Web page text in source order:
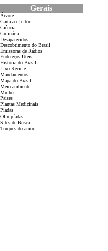
Gerais
Árvore
Carta ao Leitor
Ciência
Culinária
Desaparecidos
Descobrimento do Brasil
Emissoras de Rádios
Endereços Úteis
Historia do Brasil
Lixo Recicle
Mandamentos
Mapa do Brasil
Meio ambiente
Mulher
Paises
Plantas Medicinais
Piadas
Olimpíadas
Sites de Busca
Truques do amor